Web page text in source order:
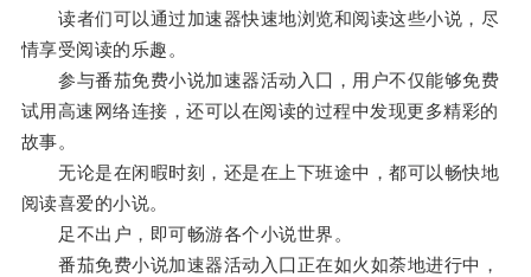
读者们可以通过加速器快速地浏览和阅读这些小说，尽
情享受阅读的乐趣。
参与番茄免费小说加速器活动入囗，用户不仅能够免费
试用高速网络连接，还可以在阅读的过程中发现更多精彩的
故事。
无论是在闲暇时刻，还是在上下班途中，都可以畅快地
阅读喜爱的小说。
足不出户，即可畅游各个小说世界。
番茄免费小说加速器活动入囗正在如火如荼地进行中，